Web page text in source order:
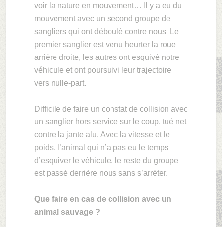
voir la nature en mouvement… Il y a eu du
mouvement avec un second groupe de
sangliers qui ont déboulé contre nous. Le
premier sanglier est venu heurter la roue
arrière droite, les autres ont esquivé notre
véhicule et ont poursuivi leur trajectoire
vers nulle-part.
Difficile de faire un constat de collision avec
un sanglier hors service sur le coup, tué net
contre la jante alu. Avec la vitesse et le
poids, l’animal qui n’a pas eu le temps
d’esquiver le véhicule, le reste du groupe
est passé derrière nous sans s’arrêter.
Que faire en cas de collision avec un
animal sauvage ?